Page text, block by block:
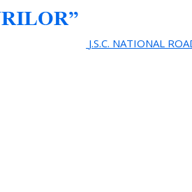
J.S.C. NATIONAL